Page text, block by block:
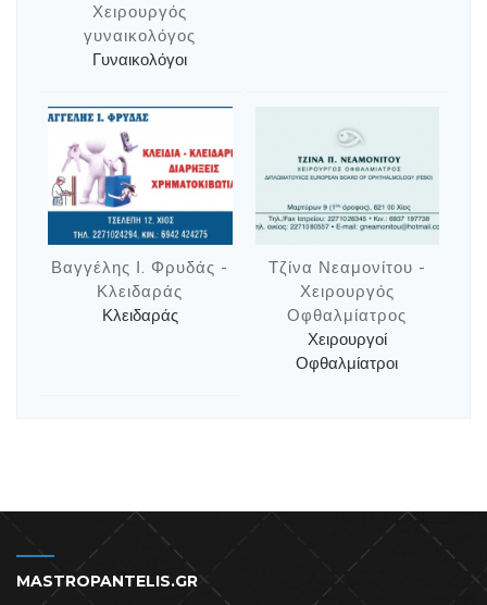
Χειρουργός
γυναικολόγος
Γυναικολόγοι
Βαγγέλης Ι. Φρυδάς -
Κλειδαράς
Κλειδαράς
Τζίνα Νεαμονίτου -
Χειρουργός
Οφθαλμίατρος
Χειρουργοί
Οφθαλμίατροι
MASTROPANTELIS.GR